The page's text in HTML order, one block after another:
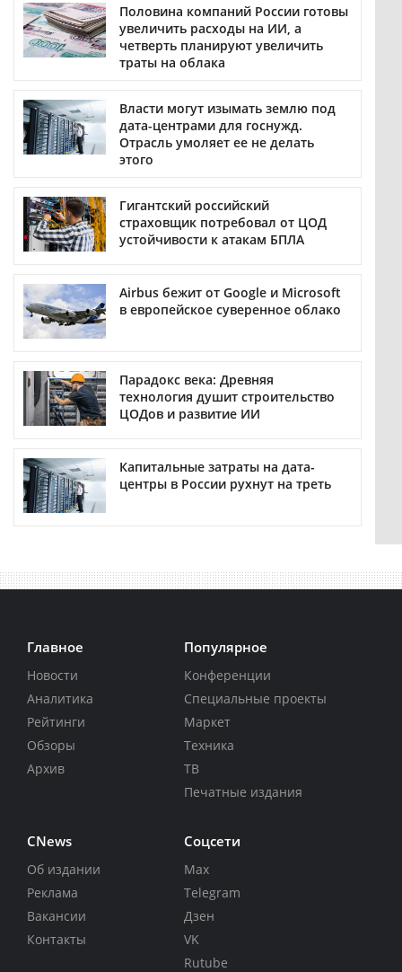
Половина компаний России готовы
увеличить расходы на ИИ, а
четверть планируют увеличить
траты на облака
Власти могут изымать землю под
дата-центрами для госнужд.
Отрасль умоляет ее не делать
этого
Гигантский российский
страховщик потребовал от ЦОД
устойчивости к атакам БПЛА
Airbus бежит от Google и Microsoft
в европейское суверенное облако
Парадокс века: Древняя
технология душит строительство
ЦОДов и развитие ИИ
Капитальные затраты на дата-
центры в России рухнут на треть
Главное
Новости
Аналитика
Рейтинги
Обзоры
Архив
Популярное
Конференции
Специальные проекты
Маркет
Техника
ТВ
Печатные издания
CNews
Об издании
Реклама
Вакансии
Контакты
Соцсети
Max
Telegram
Дзен
VK
Rutube